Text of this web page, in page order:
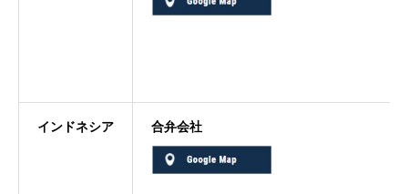
インドネシア 合弁会社